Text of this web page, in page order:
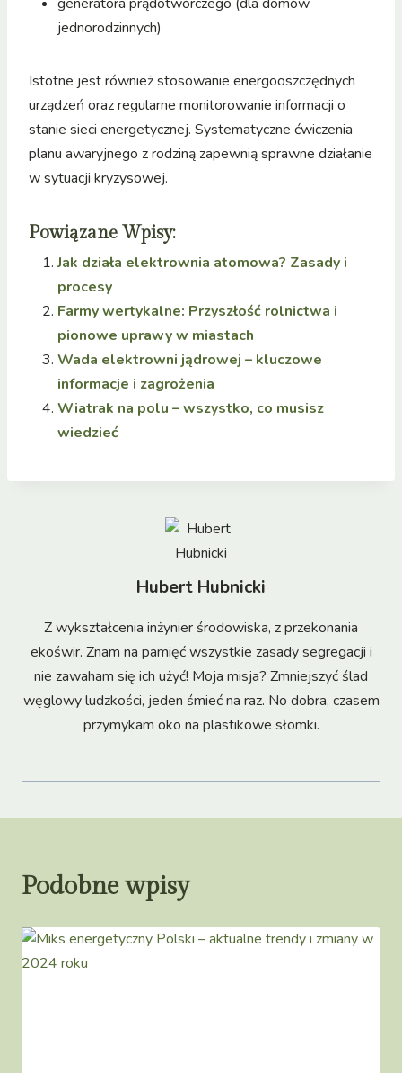
jednorodzinnych)
Istotne jest również stosowanie energooszczędnych
urządzeń oraz regularne monitorowanie informacji o
stanie sieci energetycznej. Systematyczne ćwiczenia
planu awaryjnego z rodziną zapewnią sprawne działanie
w sytuacji kryzysowej.
Powiązane Wpisy:
Jak działa elektrownia atomowa? Zasady i
procesy
Farmy wertykalne: Przyszłość rolnictwa i
pionowe uprawy w miastach
Wada elektrowni jądrowej – kluczowe
informacje i zagrożenia
Wiatrak na polu – wszystko, co musisz
wiedzieć
Hubert Hubnicki
Z wykształcenia inżynier środowiska, z przekonania
ekoświr. Znam na pamięć wszystkie zasady segregacji i
nie zawaham się ich użyć! Moja misja? Zmniejszyć ślad
węglowy ludzkości, jeden śmieć na raz. No dobra, czasem
przymykam oko na plastikowe słomki.
Podobne wpisy